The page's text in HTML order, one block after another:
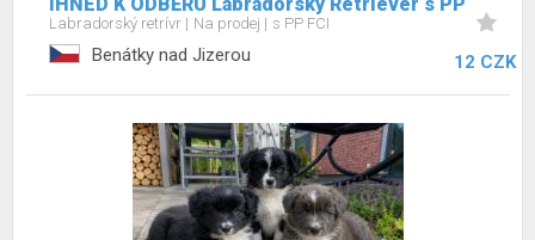
Labradorský retrívr Na prodej s PP FCI
Benátky nad Jizerou 12 CZK